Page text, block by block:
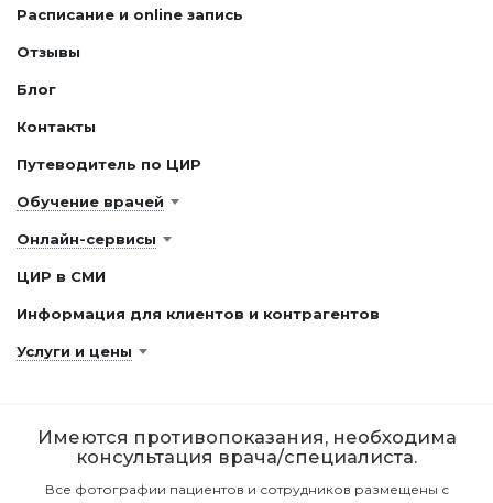
Расписание и online запись
Отзывы
Блог
Контакты
Путеводитель по ЦИР
Обучение врачей
Онлайн-сервисы
ЦИР в СМИ
Информация для клиентов и контрагентов
Услуги и цены
Имеются противопоказания, необходима
консультация врача/специалиста.
Все фотографии пациентов и сотрудников размещены с